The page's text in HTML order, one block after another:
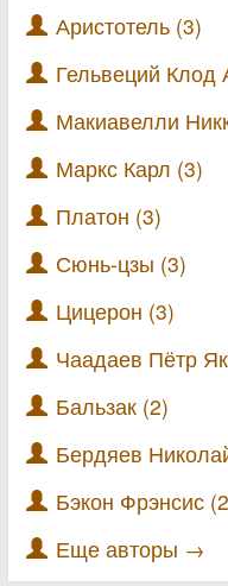
Аристотель (3)
Гельвеций Клод
Макиавелли
Маркс Карл (3)
Платон (3)
Сюнь-цзы (3)
Цицерон (3)
Чаадаев Пётр
Бальзак (2)
Бердяев
Бэкон Фрэнсис
Еще авторы →